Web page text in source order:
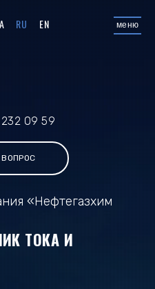
RU EN меню
09 59
«Нефтегазхим
ТОКА И